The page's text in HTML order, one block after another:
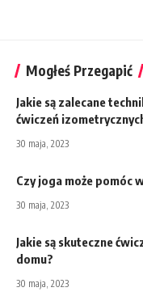
Mogłeś Przegapić
Jakie są zalecane
ćwiczeń
30 maja, 2023
Czy joga może pomóc
30 maja, 2023
Jakie są skuteczne
domu?
30 maja, 2023